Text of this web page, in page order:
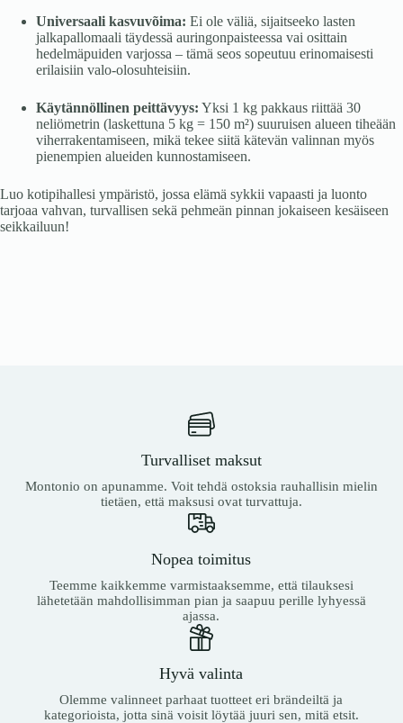
Universaali kasvuvõima: Ei ole väliä, sijaitseeko lasten
jalkapallomaali täydessä auringonpaisteessa vai osittain
hedelmäpuiden varjossa – tämä seos sopeutuu erinomaisesti
erilaisiin valo-olosuhteisiin.
Käytännöllinen peittävyys: Yksi 1 kg pakkaus riittää 30
neliömetrin (laskettuna 5 kg = 150 m²) suuruisen alueen tiheään
viherrakentamiseen, mikä tekee siitä kätevän valinnan myös
pienempien alueiden kunnostamiseen.
Luo kotipihallesi ympäristö, jossa elämä sykkii vapaasti ja luonto
tarjoaa vahvan, turvallisen sekä pehmeän pinnan jokaiseen kesäiseen
seikkailuun!
Turvalliset maksut
Montonio on apunamme. Voit tehdä ostoksia rauhallisin mielin
tietäen, että maksusi ovat turvattuja.
Nopea toimitus
Teemme kaikkemme varmistaaksemme, että tilauksesi
lähetetään mahdollisimman pian ja saapuu perille lyhyessä
ajassa.
Hyvä valinta
Olemme valinneet parhaat tuotteet eri brändeiltä ja
kategorioista, jotta sinä voisit löytää juuri sen, mitä etsit.